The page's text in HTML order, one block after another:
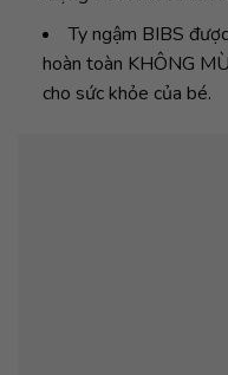
Ty ngậm BIBS
hoàn toàn KHÔNG
cho sức khỏe của bé.